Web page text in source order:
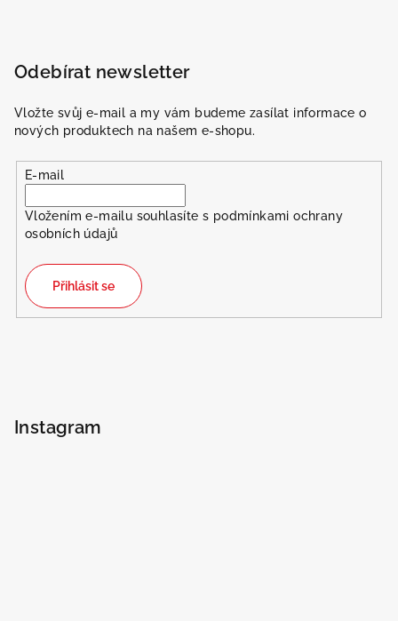
Odebírat newsletter
Vložte svůj e-mail a my vám budeme zasílat informace o
nových produktech na našem e-shopu.
E-mail
Vložením e-mailu souhlasíte s podmínkami ochrany
osobních údajů
Přihlásit se
Instagram